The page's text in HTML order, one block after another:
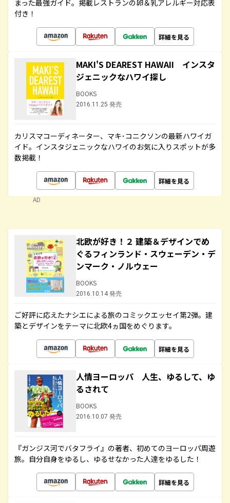
まった最強ガイド。掲載レストランの卵＆乳アレルギー対応表
付き！
詳細を見る
MAKI'S DEAREST HAWAII インスタ
ジェニックなハワイ探し
BOOKS
2016.11.25 発売
カリスマコーディネーター、マキ･コニクソンの最新ハワイガ
イド。インスタジェニックなハワイのお気に入りスポットが多
数掲載！
詳細を見る
AD
北欧が好き！２ 建築＆デザインでめ
ぐるフィンランド・スウェーデン・デ
ンマーク・ノルウェー
BOOKS
2016.10.14 発売
ご好評に応えたナシエによる旅のコミックエッセイ第2弾。建
築とデザインをテーマに北欧4ヵ国をめぐります。
詳細を見る
人情ヨーロッパ 人生、ゆるして、ゆ
るされて
BOOKS
2016.10.07 発売
『ガンジス河でバタフライ』の著者、初めてのヨーロッパ周遊
旅。自分自身をゆるし、ゆるせなかった人達をゆるした！
詳細を見る